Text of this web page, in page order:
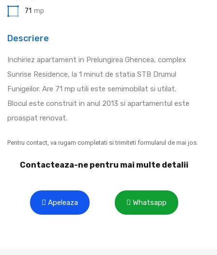
71 mp
Descriere
Inchiriez apartament in Prelungirea Ghencea, complex
Sunrise Residence, la 1 minut de statia STB Drumul
Funigeilor. Are 71 mp utili este semimobilat si utilat.
Blocul este construit in anul 2013 si apartamentul este
proaspat renovat.
Pentru contact, va rugam completati si trimiteti formularul de mai jos.
Contacteaza-ne pentru mai multe detalii
Apeleaza Whatsapp